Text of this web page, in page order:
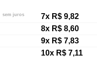
sem juros
7x R$ 9,82
8x R$ 8,60
9x R$ 7,83
10x R$ 7,11